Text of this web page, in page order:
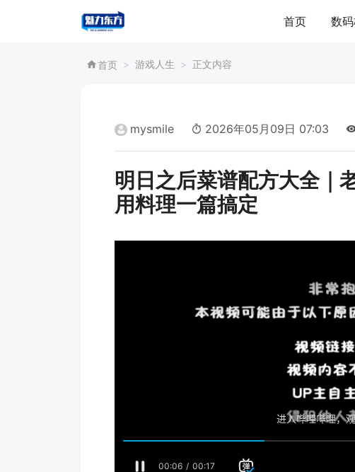
首页 数
首页 游戏人生 正文内容
mysmile 2026年05月09日 07:03
明日之后菜谱配方大全｜
用料理一篇搞定